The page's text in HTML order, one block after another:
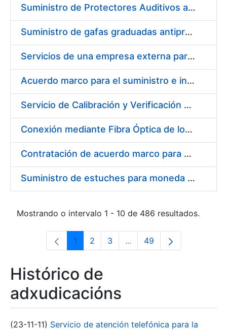
Suministro de Protectores Auditivos a medida para las personas trabajadoras de los Centros de Trabajo de Madrid y Burgos
Suministro de gafas graduadas antiproyecciones para los trabajadores de la FNMT-RCM en los centros de trabajo de Madrid y Burgos
Servicios de una empresa externa para el asesoramiento y resolución de los recursos de alzada que se presentan relacionados con procesos de selección para la FNMT-RCM
Acuerdo marco para el suministro e instalación de persianas, estores y otros complementos
Servicio de Calibración y Verificación Externa de los Equipos de Medición del Servicio de Prevención de la FNMT-RCM
Conexión mediante Fibra Óptica de los Centros de Proceso de Datos (CPDs) de las sedes de la FNMT-RCM de Burgos y Madrid
Contratación de acuerdo marco para el Suministro de Material de Electricidad para la Fábrica Nacional de Moneda y Timbre-Real Casa de la Moneda en su centro de trabajo de Burgos
Suministro de estuches para moneda de 30 €
Mostrando o intervalo 1 - 10 de 486 resultados.
Páxina
1 Páxina
2 Páxina
3 ...Páxinas intermedias Use
Páxina
49
Histórico de
adxudicacións
(23-11-11) Servicio de atención telefónica para la